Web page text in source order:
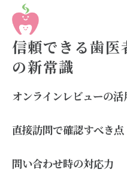
信頼できる歯医
の新常識
オンラインレビューの活
直接訪問で確認すべき点
問い合わせ時の対応力